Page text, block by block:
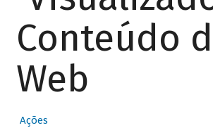
Conteúdo
Web
Ações